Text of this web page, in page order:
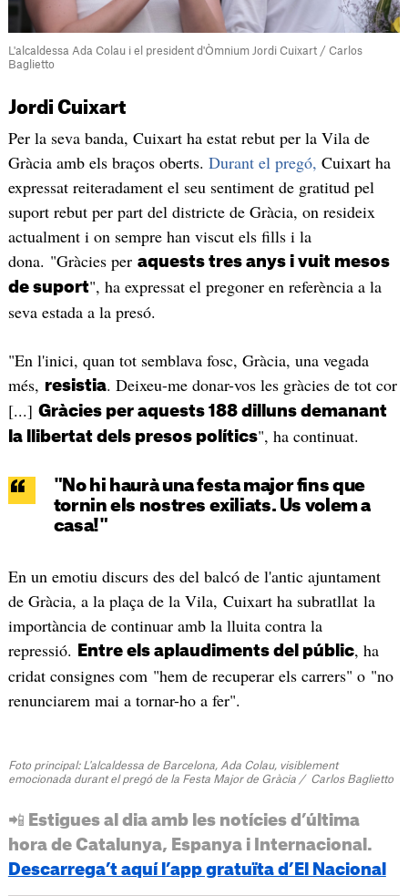
L'alcaldessa Ada Colau i el president d'Òmnium Jordi Cuixart / Carlos
Baglietto
Jordi Cuixart
Per la seva banda, Cuixart ha estat rebut per la Vila de
Gràcia amb els braços oberts. Durant el pregó, Cuixart ha
expressat reiteradament el seu sentiment de gratitud pel
suport rebut per part del districte de Gràcia, on resideix
actualment i on sempre han viscut els fills i la
dona. "Gràcies per aquests tres anys i vuit mesos
de suport", ha expressat el pregoner en referència a la
seva estada a la presó.
"En l'inici, quan tot semblava fosc, Gràcia, una vegada
més, resistia. Deixeu-me donar-vos les gràcies de tot cor
[...] Gràcies per aquests 188 dilluns demanant
la llibertat dels presos polítics", ha continuat.
"No hi haurà una festa major fins que
tornin els nostres exiliats. Us volem a
casa!"
En un emotiu discurs des del balcó de l'antic ajuntament
de Gràcia, a la plaça de la Vila, Cuixart ha subratllat la
importància de continuar amb la lluita contra la
repressió.
Entre els aplaudiments del públic, ha
cridat consignes com "hem de recuperar els carrers" o "no
renunciarem mai a tornar-ho a fer".
Foto principal: L'alcaldessa de Barcelona, Ada Colau, visiblement
emocionada durant el pregó de la Festa Major de Gràcia / Carlos Baglietto
📲 Estigues al dia amb les notícies d’última
hora de Catalunya, Espanya i Internacional.
Descarrega’t aquí l’app gratuïta d’El Nacional